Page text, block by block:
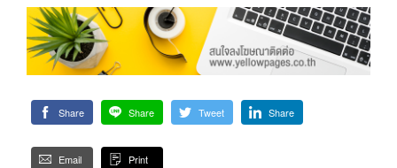
Share Share Tweet Share
Email Print